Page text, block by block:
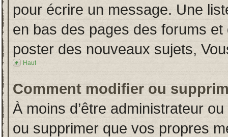
pour écrire un message. Une
en bas des pages des forums
poster des nouveaux sujets,
Haut
Comment modifier ou
À moins d’être administrateur
ou supprimer que vos propres